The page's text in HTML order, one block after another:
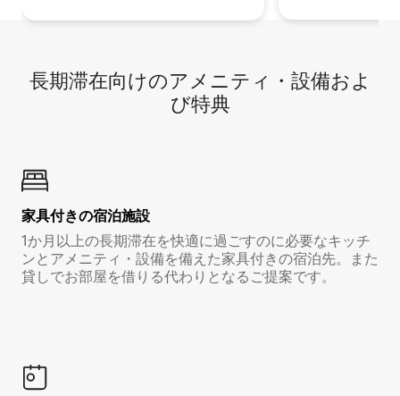
長期滞在向け⁠のア⁠メ⁠ニ⁠テ⁠ィ⁠・設⁠備⁠およ
び特⁠典
家具付き⁠の宿⁠泊⁠施⁠設
1か月以上の長期滞在を快適に過ごすのに必要なキッチ
ンとアメニティ・設備を備えた家具付きの宿泊先。また
貸しでお部屋を借りる代わりとなるご提案です。